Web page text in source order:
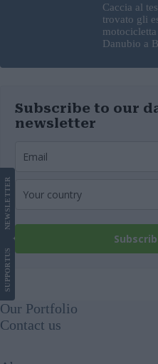
Caccia al
trovato gli
motocicletta
Danubio a
Subscribe to our
newsletter
SUPPORT
US
NEWS
LETTER
Our Portfolio
Contact us